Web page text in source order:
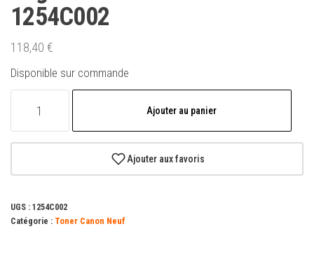
1254C002
118,40 €
Disponible sur commande
toner
originale
Ajouter au panier
Ajouter aux favoris
UGS : 1254C002
Catégorie : Toner Canon Neuf